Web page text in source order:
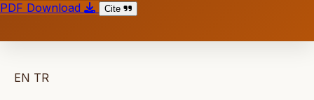
PDF Download
Cite
EN TR